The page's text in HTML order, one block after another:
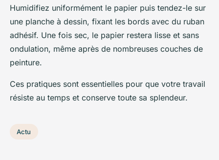
Humidifiez uniformément le papier puis tendez-le sur
une planche à dessin, fixant les bords avec du ruban
adhésif. Une fois sec, le papier restera lisse et sans
ondulation, même après de nombreuses couches de
peinture.
Ces pratiques sont essentielles pour que votre travail
résiste au temps et conserve toute sa splendeur.
Actu